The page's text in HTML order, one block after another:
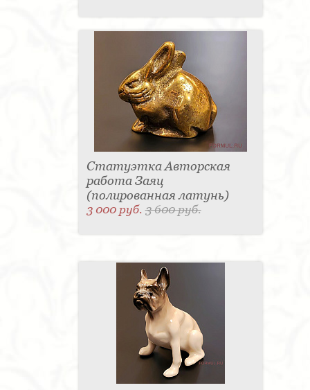
Статуэтка Авторская
работа Заяц
(полированная латунь)
3 000 руб.3 600 руб.